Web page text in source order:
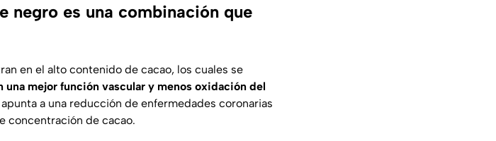
negro es una combinación que
en el alto contenido de cacao, los cuales se
mejor función vascular y menos oxidación del
a una reducción de enfermedades coronarias
concentración de cacao.